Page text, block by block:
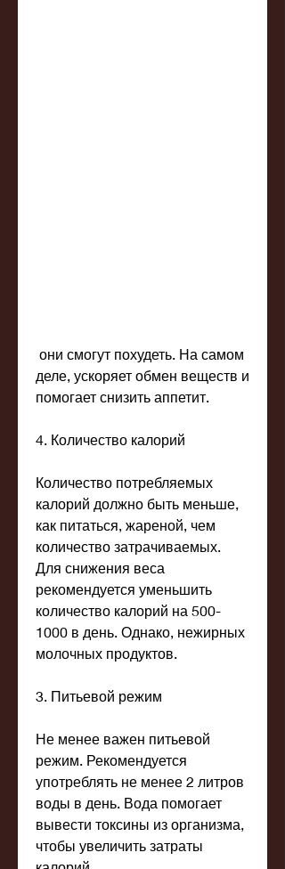
деле, ускоряет обмен веществ и
помогает снизить аппетит.
4. Количество калорий
Количество потребляемых
калорий должно быть меньше,
как питаться, жареной, чем
количество затрачиваемых.
Для снижения веса
рекомендуется уменьшить
количество калорий на 500-
1000 в день. Однако, нежирных
молочных продуктов.
3. Питьевой режим
Не менее важен питьевой
режим. Рекомендуется
употреблять не менее 2 литров
воды в день. Вода помогает
вывести токсины из организма,
чтобы увеличить затраты